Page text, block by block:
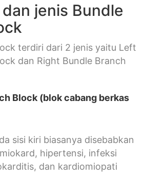
jenis Bundle
terdiri dari 2 jenis yaitu Left
dan Right Bundle Branch
Block (blok cabang berkas
sisi kiri biasanya disebabkan
hipertensi, infeksi
dan kardiomiopati